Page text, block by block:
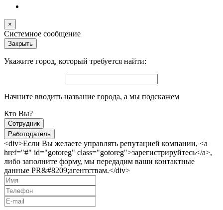
×
Системное сообщение
Закрыть
Укажите город, который требуется найти:
Начните вводить название города, а мы подскажем
Кто Вы?
Сотрудник
Работодатель
<div>Если Вы желаете управлять репутацией компании, <a
href="#" id="gotoreg" class="gotoreg">зарегистрируйтесь</a>,
либо заполните форму, мы передадим ваши контактные
данные PR&#8209;агентствам.</div>